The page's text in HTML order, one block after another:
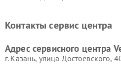
Vestfrost
Контакты сервис центра
Адрес сервисного центра
г. Казань, улица Достоевского,